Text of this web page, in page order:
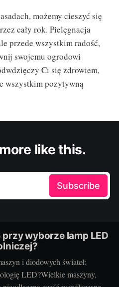
możemy cieszyć się
cały rok. Pielęgnacja
przede wszystkim radość,
swojemu ogrodowi
Ci się zdrowiem,
wszystkim pozytywną
like this.
Subscribe
wyborze lamp LED
i diodowych świateł:
LED?Wielkie maszyny,